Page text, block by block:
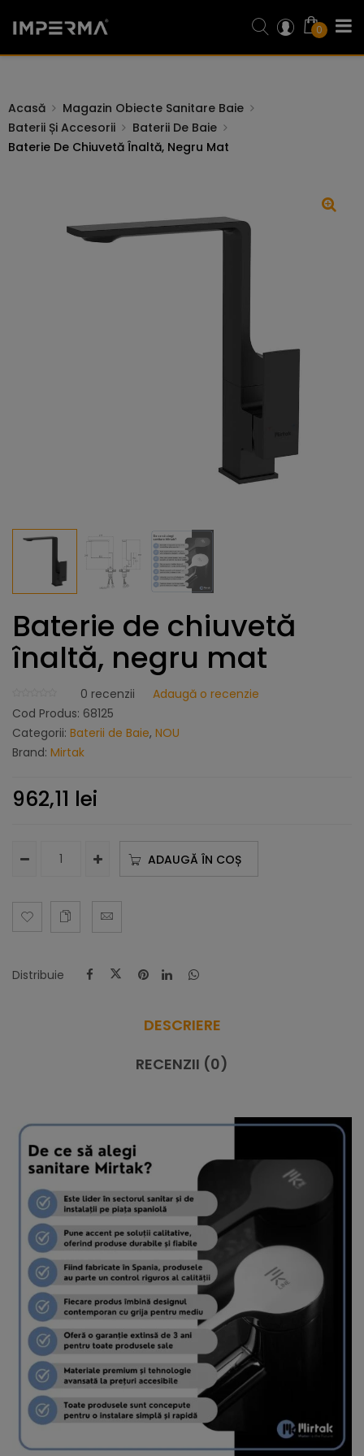
0
Acasă
Magazin Obiecte Sanitare Baie
Baterii Și Accesorii
Baterii De Baie
Baterie De Chiuvetă Înaltă, Negru Mat
Baterie de chiuvetă
înaltă, negru mat
0 recenzii
Adaugă o recenzie
Cod Produs: 68125
Categorii: Baterii de Baie, NOU
Brand: Mirtak
962,11 lei
ADAUGĂ ÎN COȘ
Distribuie
DESCRIERE
RECENZII (0)